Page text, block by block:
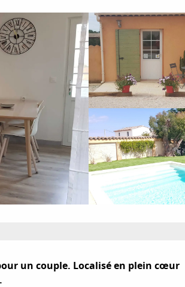
un couple. Localisé en plein cœur